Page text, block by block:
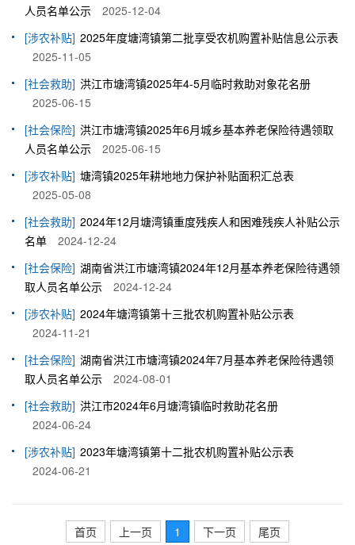
人员名单公示
2025-12-04
[涉农补贴] 2025年度塘湾镇第二批享受农机购置补贴信息公示表
2025-11-05
[社会救助] 洪江市塘湾镇2025年4-5月临时救助对象花名册
2025-06-15
[社会保险] 洪江市塘湾镇2025年6月城乡基本养老保险待遇领取
人员名单公示
2025-06-15
[涉农补贴] 塘湾镇2025年耕地地力保护补贴面积汇总表
2025-05-08
[社会救助] 2024年12月塘湾镇重度残疾人和困难残疾人补贴公示
名单
2024-12-24
[社会保险] 湖南省洪江市塘湾镇2024年12月基本养老保险待遇领
取人员名单公示
2024-12-24
[涉农补贴] 2024年塘湾镇第十三批农机购置补贴公示表
2024-11-21
[社会保险] 湖南省洪江市塘湾镇2024年7月基本养老保险待遇领
取人员名单公示
2024-08-01
[社会救助] 洪江市2024年6月塘湾镇临时救助花名册
2024-06-24
[涉农补贴] 2023年塘湾镇第十二批农机购置补贴公示表
2024-06-21
首页 上一页 1 下一页 尾页